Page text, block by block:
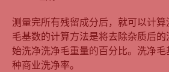
测量完所有残留成分后，就可以计
毛基数的计算方法是将去除杂质后
始洗净洗净毛重量的百分比。洗净
种商业洗净率。